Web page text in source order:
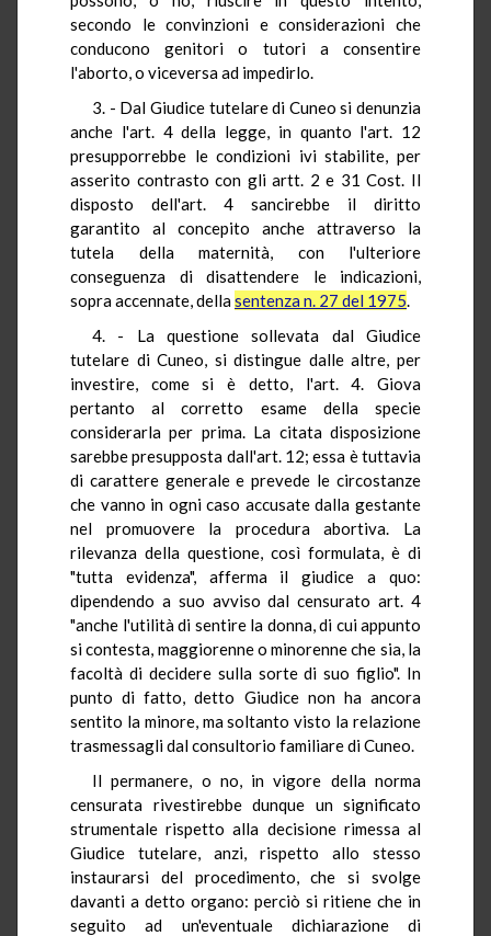
secondo le convinzioni e considerazioni che
conducono genitori o tutori a consentire
l'aborto, o viceversa ad impedirlo.
3. - Dal Giudice tutelare di Cuneo si denunzia
anche l'art. 4 della legge, in quanto l'art. 12
presupporrebbe le condizioni ivi stabilite, per
asserito contrasto con gli artt. 2 e 31 Cost. Il
disposto dell'art. 4 sancirebbe il diritto
garantito al concepito anche attraverso la
tutela della maternità, con l'ulteriore
conseguenza di disattendere le indicazioni,
sopra accennate, dellasentenza n. 27 del 1975.
4. - La questione sollevata dal Giudice
tutelare di Cuneo, si distingue dalle altre, per
investire, come si è detto, l'art. 4. Giova
pertanto al corretto esame della specie
considerarla per prima. La citata disposizione
sarebbe presupposta dall'art. 12; essa è tuttavia
di carattere generale e prevede le circostanze
che vanno in ogni caso accusate dalla gestante
nel promuovere la procedura abortiva. La
rilevanza della questione, così formulata, è di
"tutta evidenza", afferma il giudice a quo:
dipendendo a suo avviso dal censurato art. 4
"anche l'utilità di sentire la donna, di cui appunto
si contesta, maggiorenne o minorenne che sia, la
facoltà di decidere sulla sorte di suo figlio". In
punto di fatto, detto Giudice non ha ancora
sentito la minore, ma soltanto visto la relazione
trasmessagli dal consultorio familiare di Cuneo.
Il permanere, o no, in vigore della norma
censurata rivestirebbe dunque un significato
strumentale rispetto alla decisione rimessa al
Giudice tutelare, anzi, rispetto allo stesso
instaurarsi del procedimento, che si svolge
davanti a detto organo: perciò si ritiene che in
seguito ad un'eventuale dichiarazione di